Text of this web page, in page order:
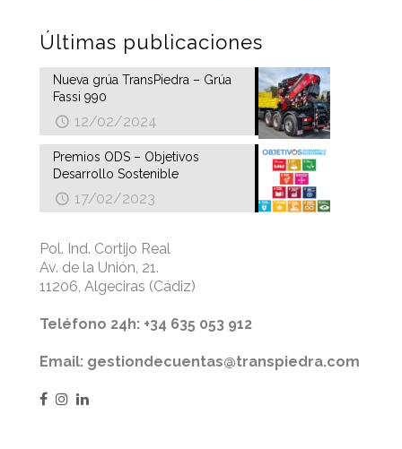
Últimas publicaciones
Nueva grúa TransPiedra – Grúa
Fassi 990
12/02/2024
Premios ODS – Objetivos
Desarrollo Sostenible
17/02/2023
Pol. Ind. Cortijo Real
Av. de la Unión, 21.
11206, Algeciras (Cádiz)
Teléfono 24h: +34 635 053 912
Email: gestiondecuentas@transpiedra.com